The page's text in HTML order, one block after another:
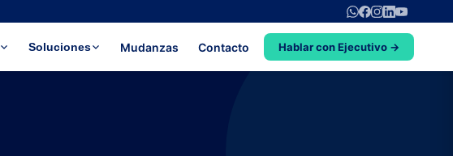
Soluciones Mudanzas Contacto Hablar con Ejecutivo →